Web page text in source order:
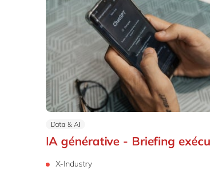
Data & AI
IA générative - Briefing
X-Industry